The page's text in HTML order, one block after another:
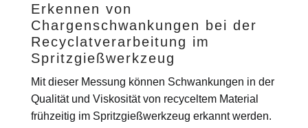
Erkennen von
Chargenschwankungen bei der
Recyclatverarbeitung im
Spritzgießwerkzeug
Mit dieser Messung können Schwankungen in der
Qualität und Viskosität von recyceltem Material
frühzeitig im Spritzgießwerkzeug erkannt werden.